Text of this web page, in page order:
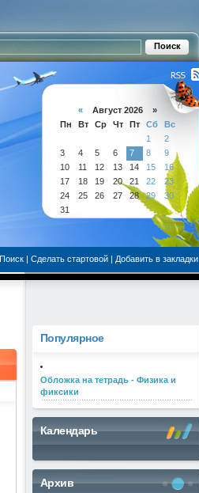
« Август 2026 »
Пн
Вт Ср Чт Пт Сб
Вс
1
2
3
4 5 6 7 8
9
10
11 12 13 14 15
16
17
18 19 20 21 22
23
24
25 26 27 28 29
30
31
Поиск | Сделать стартовой | Добавить в закладки
Популярное
Обложка на тетрадь - Физика и
фиксики
Календарь
Архив